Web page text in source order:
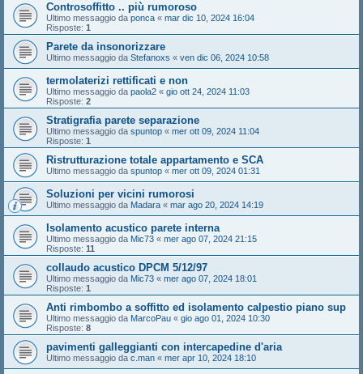
Controsoffitto .. più rumoroso
Ultimo messaggio da ponca « mar dic 10, 2024 16:04
Risposte: 1
Parete da insonorizzare
Ultimo messaggio da Stefanoxs « ven dic 06, 2024 10:58
termolaterizi rettificati e non
Ultimo messaggio da paola2 « gio ott 24, 2024 11:03
Risposte: 2
Stratigrafia parete separazione
Ultimo messaggio da spuntop « mer ott 09, 2024 11:04
Risposte: 1
Ristrutturazione totale appartamento e SCA
Ultimo messaggio da spuntop « mer ott 09, 2024 01:31
Soluzioni per vicini rumorosi
Ultimo messaggio da Madara « mar ago 20, 2024 14:19
Isolamento acustico parete interna
Ultimo messaggio da Mic73 « mer ago 07, 2024 21:15
Risposte: 11
collaudo acustico DPCM 5/12/97
Ultimo messaggio da Mic73 « mer ago 07, 2024 18:01
Risposte: 1
Anti rimbombo a soffitto ed isolamento calpestio piano sup
Ultimo messaggio da MarcoPau « gio ago 01, 2024 10:30
Risposte: 8
pavimenti galleggianti con intercapedine d'aria
Ultimo messaggio da c.man « mer apr 10, 2024 18:10